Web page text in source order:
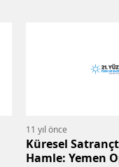
11 yıl önce
Küresel
Hamle: Yemen